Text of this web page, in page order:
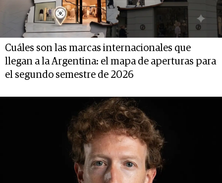
Cuáles son las marcas internacionales que
llegan a la Argentina: el mapa de aperturas para
el segundo semestre de 2026